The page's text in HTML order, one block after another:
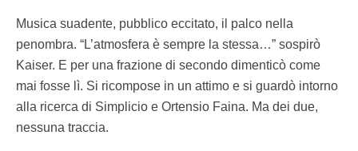
Musica suadente, pubblico eccitato, il palco nella
penombra. “L’atmosfera è sempre la stessa…” sospirò
Kaiser. E per una frazione di secondo dimenticò come
mai fosse lì. Si ricompose in un attimo e si guardò intorno
alla ricerca di Simplicio e Ortensio Faina. Ma dei due,
nessuna traccia.